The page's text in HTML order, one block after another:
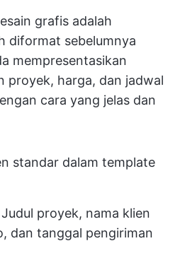
grafis adalah
diformat sebelumnya
mempresentasikan
proyek, harga, dan jadwal
cara yang jelas dan
standar dalam template
Judul proyek, nama klien
dan tanggal pengiriman